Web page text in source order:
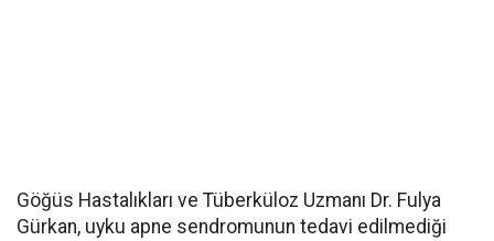
Göğüs Hastalıkları ve Tüberküloz Uzmanı Dr. Fulya
Gürkan, uyku apne sendromunun tedavi edilmediği